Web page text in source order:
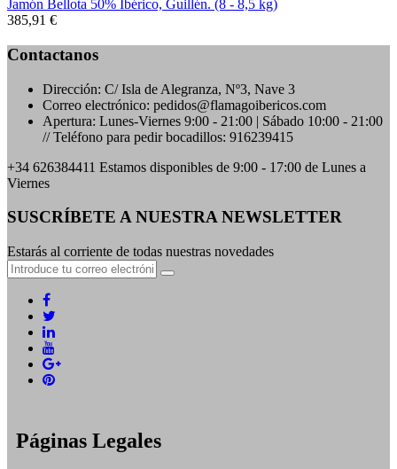
Jamón Bellota 50% Ibérico, Guillén. (8 - 8,5 kg)
385,91 €
Contactanos
Dirección: C/ Isla de Alegranza, Nº3, Nave 3
Correo electrónico: pedidos@flamagoibericos.com
Apertura: Lunes-Viernes 9:00 - 21:00 | Sábado 10:00 - 21:00
// Teléfono para pedir bocadillos: 916239415
+34 626384411 Estamos disponibles de 9:00 - 17:00 de Lunes a
Viernes
SUSCRÍBETE A NUESTRA NEWSLETTER
Estarás al corriente de todas nuestras novedades
Páginas Legales